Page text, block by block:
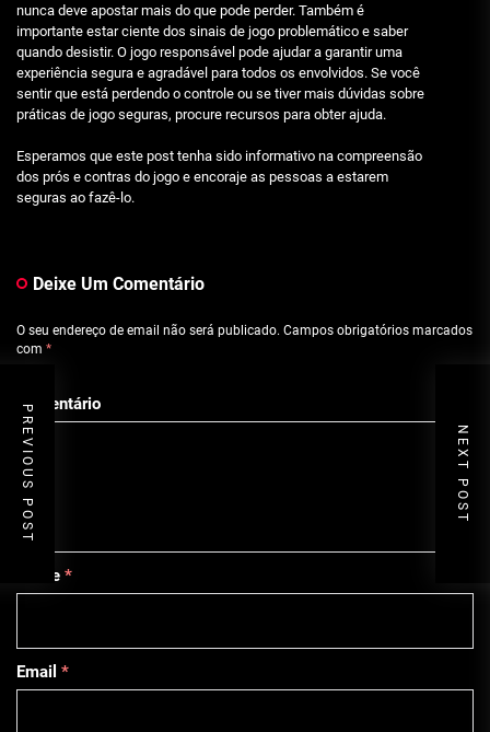
nunca deve apostar mais do que pode perder. Também é
importante estar ciente dos sinais de jogo problemático e saber
quando desistir. O jogo responsável pode ajudar a garantir uma
experiência segura e agradável para todos os envolvidos. Se você
sentir que está perdendo o controle ou se tiver mais dúvidas sobre
práticas de jogo seguras, procure recursos para obter ajuda.
Esperamos que este post tenha sido informativo na compreensão
dos prós e contras do jogo e encoraje as pessoas a estarem
seguras ao fazê-lo.
Deixe Um Comentário
O seu endereço de email não será publicado. Campos obrigatórios marcados
com *
Comentário
Nome *
Email *
PREVIOUS POST NEXT POST